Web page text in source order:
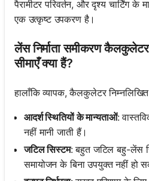
पैरामीटर परिवर्तन, और दृश्य चार्टिंग
एक उत्कृष्ट उपकरण है।
लेंस निर्माता समीकरण
सीमाएँ क्या हैं?
हालाँकि व्यापक, कैलकुलेटर निम्नलिखित
आदर्श स्थितियों के मान्यताओं:
नहीं मानी जाती हैं।
जटिल सिस्टम: बहुत जटिल बहु-लेंस
समायोजन के बिना उपयुक्त नहीं हो